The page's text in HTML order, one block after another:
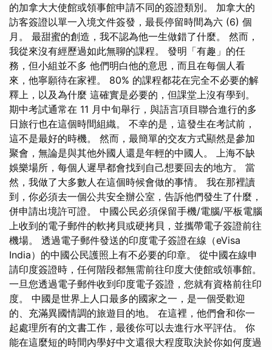
的加拿大大使館或領事館申請不同的簽證類別。 加拿大的
訪客簽證以單一入境文件簽發，最長停留時間為六 (6) 個
月。 最甜蜜的創造，我不認為他一生做錯了什麼。 然而，
我從來沒有經歷過如此無聊的課程。 發明「有趣」的任
務，但小組並不多 他們明白他的意思，而且在每個人看
來，他寧願待在家裡。 80% 的課程都花在完全不必要的解
釋上，以及為什麼 這確實是必要的，但課堂上沒有學到。
期中考試通常在 11 月中旬舉行，與語言項目聯合進行的多
日旅行也在這個時間組織。 不幸的是，這發生在考試前，
這不是最好的時機。 然而，最簡單的交友方式顯然是參加
聚會，無論是與其他外國人還是年輕的中國人。 上海不缺
娛樂場所，每個人遲早都會找到自己想要回去的地方。 當
然，我做了大多數人在這個時候會做的事情。 我在那裡讀
到，你必須去一個公共安全辦公室，告訴他們發生了什麼，
併申請出境許可證。 中國公民必須保留手機/電腦/平板電腦
上收到的電子郵件的軟拷貝或硬拷貝，並攜帶電子簽證前往
機場。 透過電子郵件發送的印度電子簽證在線（eVisa
India）的中國公民護照上有不必要的印章。 從中國在線申
請印度簽證時，任何階段都無需前往印度大使館或領事館。
一旦您透過電子郵件收到印度電子簽證，您就有資格前往印
度。 中國是世界上人口最多的國家之一，是一個受歡迎
的、充滿異國情調的旅遊目的地。 在這裡，他們會和你一
起處理所有的文書工作，最後你可以去進行水平評估。 你
能在這麼短的時間內學好中文還很大程度取決於你如何度過